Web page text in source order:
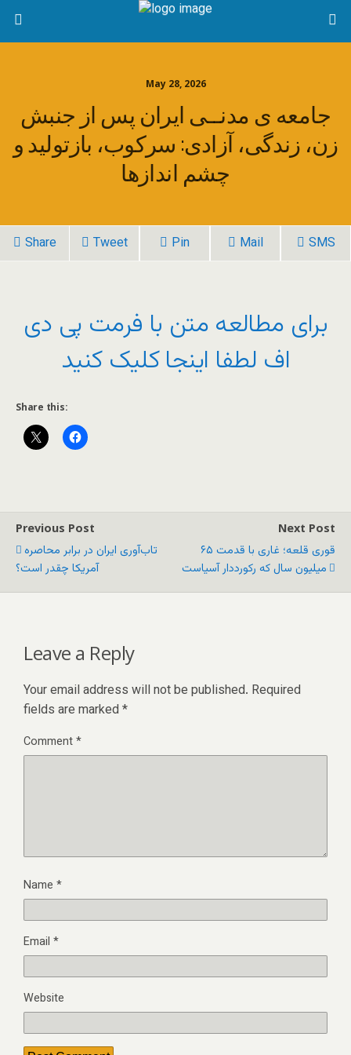
May 28, 2026
جامعه ی مدنــی ایران پس از جنبش
زن، زندگی، آزادی: سرکوب، بازتولید و
چشم اندازها
Share Tweet Pin Mail SMS
برای مطالعه متن با فرمت پی دی
اف لطفا اینجا کلیک کنید
Share this:
Previous Post
تاب‌آوری ایران در برابر محاصره
آمریکا چقدر است؟
Next Post
قوری قلعه؛ غاری با قدمت ۶۵
میلیون سال که رکورددار آسیاست
Leave a Reply
Your email address will not be published. Required
fields are marked *
Comment*
Name *
Email *
Website